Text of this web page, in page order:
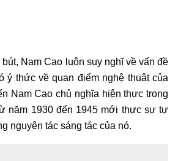
Nam Cao luôn suy nghĩ về vấn đề
ý thức về quan điểm nghệ thuật của
Nam Cao chủ nghĩa hiện thực trong
năm 1930 đến 1945 mới thực sự tự
nguyên tác sáng tác của nó.